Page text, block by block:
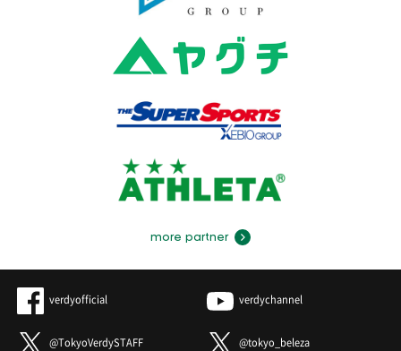
more partner
verdyofficial verdychannel
@TokyoVerdySTAFF @tokyo_beleza